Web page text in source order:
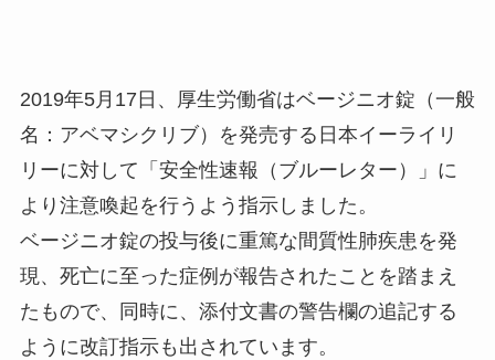
2019年5月17日、厚生労働省はベージニオ錠（一般
名：アベマシクリブ）を発売する日本イーライリ
リーに対して「安全性速報（ブルーレター）」に
より注意喚起を行うよう指示しました。
ベージニオ錠の投与後に重篤な間質性肺疾患を発
現、死亡に至った症例が報告されたことを踏まえ
たもので、同時に、添付文書の警告欄の追記する
ように改訂指示も出されています。